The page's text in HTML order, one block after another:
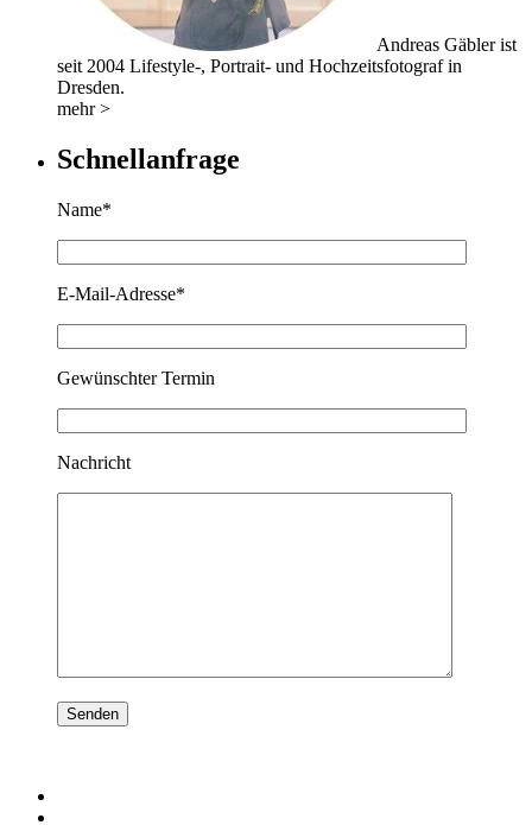
Andreas Gäbler ist
seit 2004 Lifestyle-, Portrait- und Hochzeitsfotograf in
Dresden.
mehr >
Schnellanfrage
Name*
E-Mail-Adresse*
Gewünschter Termin
Nachricht